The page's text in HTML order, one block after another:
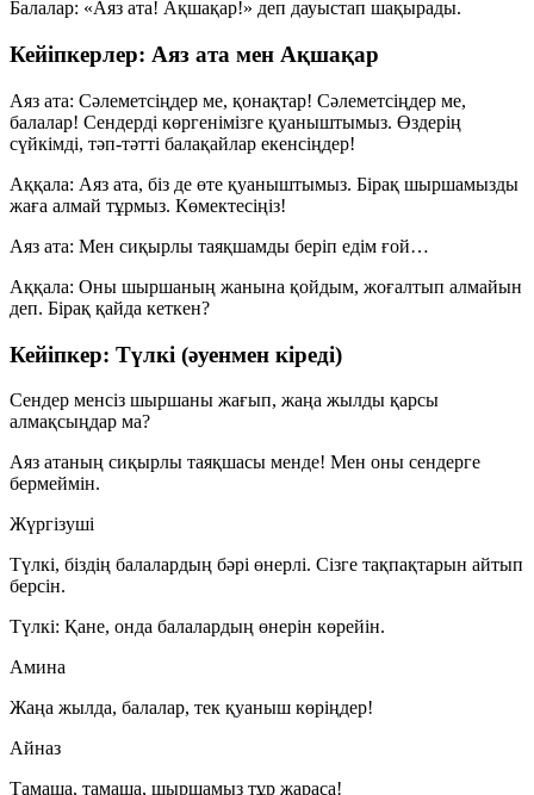
Балалар: «Аяз ата! Ақшақар!» деп дауыстап шақырады.
Кейіпкерлер: Аяз ата мен Ақшақар
Аяз ата: Сәлеметсіңдер ме, қонақтар! Сәлеметсіңдер ме,
балалар! Сендерді көргенімізге қуаныштымыз. Өздерің
сүйкімді, тәп-тәтті балақайлар екенсіңдер!
Аққала: Аяз ата, біз де өте қуаныштымыз. Бірақ шыршамызды
жаға алмай тұрмыз. Көмектесіңіз!
Аяз ата: Мен сиқырлы таяқшамды беріп едім ғой…
Аққала: Оны шыршаның жанына қойдым, жоғалтып алмайын
деп. Бірақ қайда кеткен?
Кейіпкер: Түлкі (әуенмен кіреді)
Сендер менсіз шыршаны жағып, жаңа жылды қарсы
алмақсыңдар ма?
Аяз атаның сиқырлы таяқшасы менде! Мен оны сендерге
бермеймін.
Жүргізуші
Түлкі, біздің балалардың бәрі өнерлі. Сізге тақпақтарын айтып
берсін.
Түлкі: Қане, онда балалардың өнерін көрейін.
Амина
Жаңа жылда, балалар, тек қуаныш көріңдер!
Айназ
Тамаша, тамаша, шыршамыз тұр жараса!